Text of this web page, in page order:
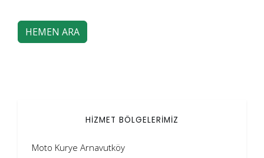
HEMEN ARA
HİZMET BÖLGELERİMİZ
Moto Kurye Arnavutköy